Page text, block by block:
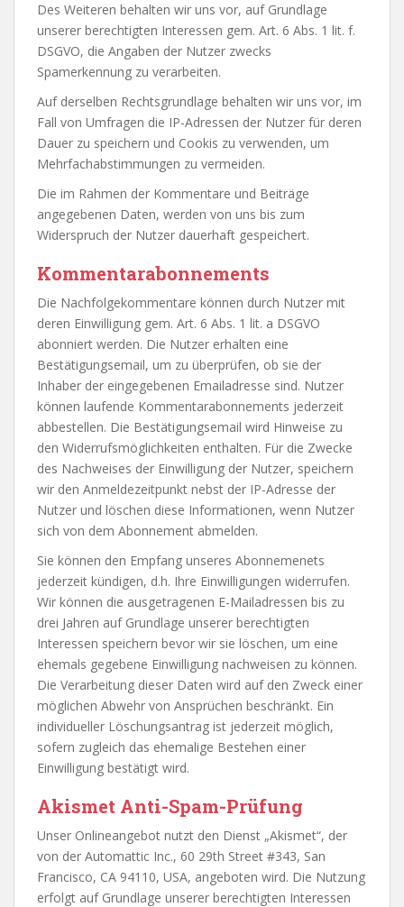
Des Weiteren behalten wir uns vor, auf Grundlage
unserer berechtigten Interessen gem. Art. 6 Abs. 1 lit. f.
DSGVO, die Angaben der Nutzer zwecks
Spamerkennung zu verarbeiten.
Auf derselben Rechtsgrundlage behalten wir uns vor, im
Fall von Umfragen die IP-Adressen der Nutzer für deren
Dauer zu speichern und Cookis zu verwenden, um
Mehrfachabstimmungen zu vermeiden.
Die im Rahmen der Kommentare und Beiträge
angegebenen Daten, werden von uns bis zum
Widerspruch der Nutzer dauerhaft gespeichert.
Kommentarabonnements
Die Nachfolgekommentare können durch Nutzer mit
deren Einwilligung gem. Art. 6 Abs. 1 lit. a DSGVO
abonniert werden. Die Nutzer erhalten eine
Bestätigungsemail, um zu überprüfen, ob sie der
Inhaber der eingegebenen Emailadresse sind. Nutzer
können laufende Kommentarabonnements jederzeit
abbestellen. Die Bestätigungsemail wird Hinweise zu
den Widerrufsmöglichkeiten enthalten. Für die Zwecke
des Nachweises der Einwilligung der Nutzer, speichern
wir den Anmeldezeitpunkt nebst der IP-Adresse der
Nutzer und löschen diese Informationen, wenn Nutzer
sich von dem Abonnement abmelden.
Sie können den Empfang unseres Abonnemenets
jederzeit kündigen, d.h. Ihre Einwilligungen widerrufen.
Wir können die ausgetragenen E-Mailadressen bis zu
drei Jahren auf Grundlage unserer berechtigten
Interessen speichern bevor wir sie löschen, um eine
ehemals gegebene Einwilligung nachweisen zu können.
Die Verarbeitung dieser Daten wird auf den Zweck einer
möglichen Abwehr von Ansprüchen beschränkt. Ein
individueller Löschungsantrag ist jederzeit möglich,
sofern zugleich das ehemalige Bestehen einer
Einwilligung bestätigt wird.
Akismet Anti-Spam-Prüfung
Unser Onlineangebot nutzt den Dienst „Akismet“, der
von der Automattic Inc., 60 29th Street #343, San
Francisco, CA 94110, USA, angeboten wird. Die Nutzung
erfolgt auf Grundlage unserer berechtigten Interessen